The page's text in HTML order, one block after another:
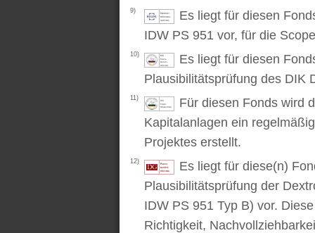
9)
Es liegt für diesen
IDW PS 951 vor, für die
10)
Es liegt für diesen
Plausibilitätsprüfung des DIK
11)
Für diesen Fonds wird
Kapitalanlagen ein
Projektes erstellt.
12)
Es liegt für diese(n)
Plausibilitätsprüfung der
IDW PS 951 Typ B) vor.
Richtigkeit,